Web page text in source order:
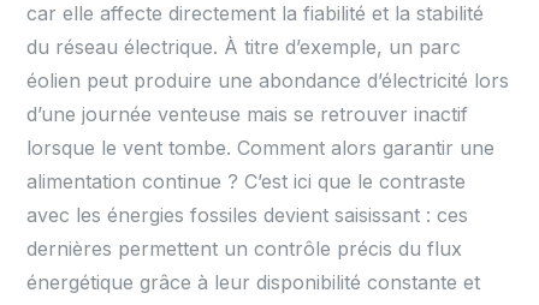
car elle affecte directement la fiabilité et la stabilité
du réseau électrique. À titre d’exemple, un parc
éolien peut produire une abondance d’électricité lors
d’une journée venteuse mais se retrouver inactif
lorsque le vent tombe. Comment alors garantir une
alimentation continue ? C’est ici que le contraste
avec les énergies fossiles devient saisissant : ces
dernières permettent un contrôle précis du flux
énergétique grâce à leur disponibilité constante et